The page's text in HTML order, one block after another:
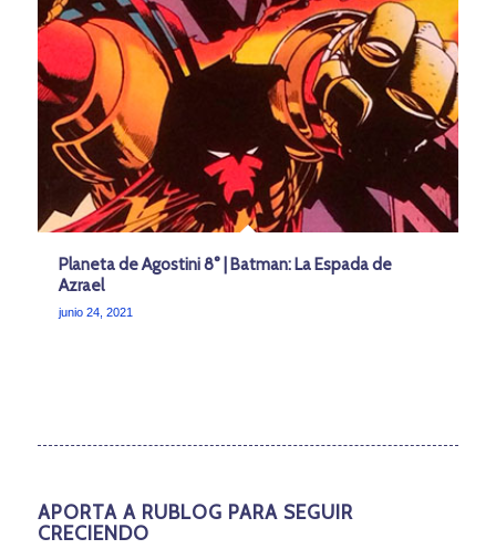
Planeta de Agostini 8° | Batman: La Espada de
Azrael
junio 24, 2021
APORTA A RUBLOG PARA SEGUIR
CRECIENDO